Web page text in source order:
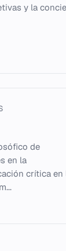
y la
de
en la
crítica en